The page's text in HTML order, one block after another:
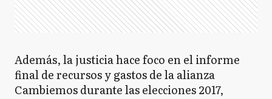
Además, la justicia hace foco en el informe
final de recursos y gastos de la alianza
Cambiemos durante las elecciones 2017,